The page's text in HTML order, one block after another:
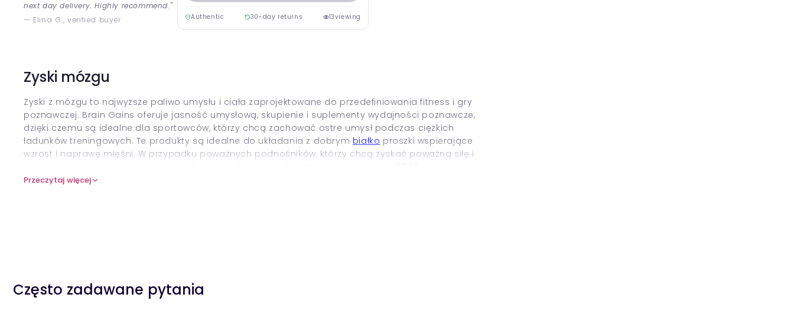
next day delivery. Highly recommend."
— Elina G., verified buyer
Authentic 30-day returns 13viewing
Zyski mózgu
Zyski z mózgu to najwyższe paliwo umysłu i ciała zaprojektowane do przedefiniowania fitness i gry
poznawczej. Brain Gains oferuje jasność umysłową, skupienie i suplementy wydajności poznawcze,
dzięki czemu są idealne dla sportowców, którzy chcą zachować ostre umysł podczas ciężkich
ładunków treningowych. Te produkty są idealne do układania z dobrym białko proszki wspierające
wzrost i naprawę mięśni. W przypadku poważnych podnośników, którzy chcą zyskać poważną siłę i
kreatyna
suplementy. Próbować
Przeczytaj więcej
Często zadawane pytania